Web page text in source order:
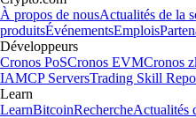
À propos de nousActualités de la
produitsÉvénementsEmplois
Développeurs
Cronos PoSCronos EVMCronos
IAMCP ServersTrading Skill Repo
Learn
LearnBitcoinRechercheActualités